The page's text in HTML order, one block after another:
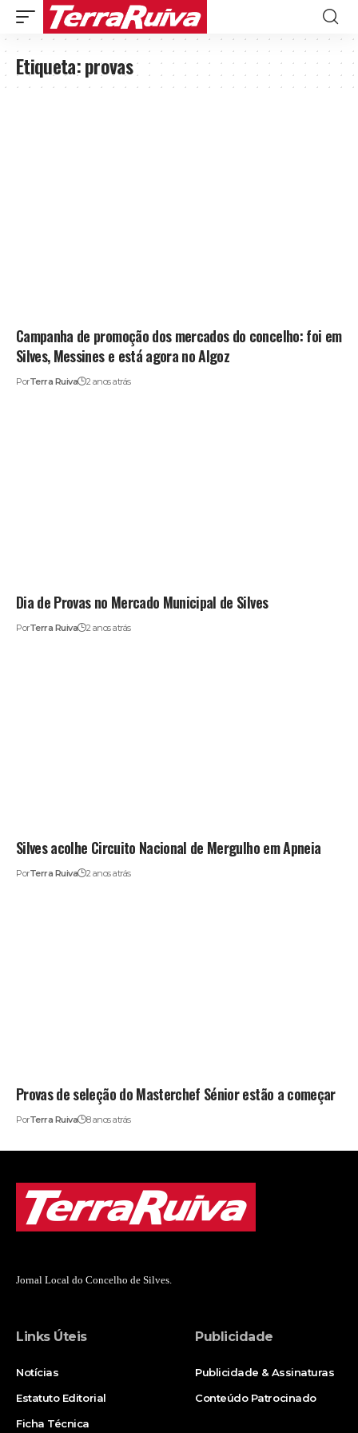
Etiqueta:provas
Campanha de promoção dos mercados do concelho: foi em
Silves, Messines e está agora no Algoz
PorTerra Ruiva 2 anos atrás
Dia de Provas no Mercado Municipal de Silves
PorTerra Ruiva 2 anos atrás
Silves acolhe Circuito Nacional de Mergulho em Apneia
PorTerra Ruiva 2 anos atrás
Provas de seleção do Masterchef Sénior estão a começar
PorTerra Ruiva 8 anos atrás
Jornal Local do Concelho de Silves.
Links Úteis
Notícias
Estatuto Editorial
Ficha Técnica
Publicidade
Publicidade & Assinaturas
Conteúdo Patrocinado